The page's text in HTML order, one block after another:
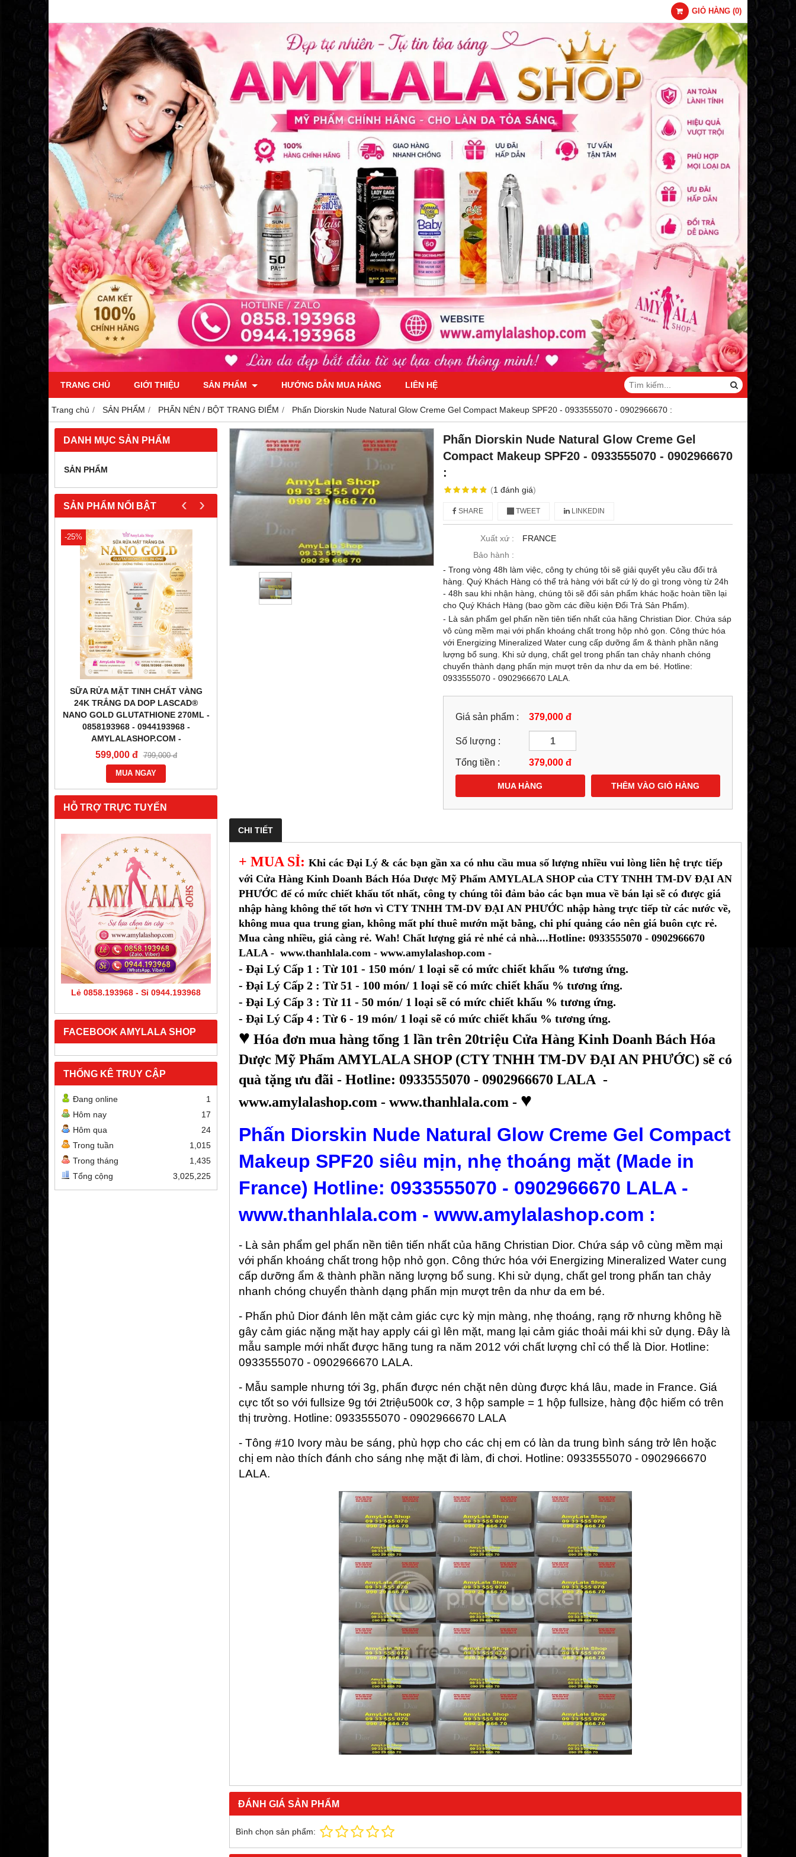
GIỎ HÀNG (0)
TRANG CHỦ GIỚI THIỆU SẢN PHẨM HƯỚNG DẪN MUA HÀNG LIÊN HỆ
Trang chủ SẢN PHẨM PHẤN NÉN / BỘT TRANG ĐIỂM Phấn Diorskin Nude Natural Glow Creme Gel Compact Makeup SPF20 - 0933555070 - 0902966670 :
DANH MỤC SẢN PHẨM
SẢN PHẨM
SẢN PHẨM NỔI BẬT
LASCAD
GOLD
-
-25%
SỮA RỬA MẶT TINH CHẤT VÀNG
24K TRẮNG DA DOP LASCAD®
NANO GOLD GLUTATHIONE 270ML -
0858193968 - 0944193968 -
AMYLALASHOP.COM -
599,000 đ 799,000 đ
MUA NGAY
-21%
GLUTATHIONE 9IN1 SIÊU TRẮNG
-
MUA NGAY
-27%
ULTRA WHITE NANO GOLD
MUA NGAY
SỮA RỬA MẶT
24K TRẮNG DA
NANO GOLD
0858193968 -
599,000 đ
MUA
‹ ›
HỖ TRỢ TRỰC TUYẾN
Lẻ 0858.193968 - Sỉ 0944.193968
FACEBOOK AMYLALA SHOP
THỐNG KÊ TRUY CẬP
Đang online
1
Hôm nay
17
Hôm qua
24
Trong tuần
1,015
Trong tháng
1,435
Tổng cộng
3,025,225
Phấn Diorskin Nude Natural Glow Creme Gel
Compact Makeup SPF20 - 0933555070 - 0902966670
:
(1 đánh giá)
SHARE TWEET LINKEDIN
Xuất xứ :
FRANCE
Bảo hành :
- Trong vòng 48h làm việc, công ty chúng tôi sẽ giải quyết yêu cầu đổi trả
hàng. Quý Khách Hàng có thể trả hàng với bất cứ lý do gì trong vòng từ 24h
- 48h sau khi nhận hàng, chúng tôi sẽ đổi sản phẩm khác hoặc hoàn tiền lại
cho Quý Khách Hàng (bao gồm các điều kiện Đổi Trả Sản Phẩm).
- Là sản phẩm gel phấn nền tiên tiến nhất của hãng Christian Dior. Chứa sáp
vô cùng mềm mại với phấn khoáng chất trong hộp nhỏ gọn. Công thức hóa
với Energizing Mineralized Water cung cấp dưỡng ẩm & thành phần năng
lượng bổ sung. Khi sử dụng, chất gel trong phấn tan chảy nhanh chóng
chuyển thành dạng phấn mịn mượt trên da như da em bé. Hotline:
0933555070 - 0902966670 LALA.
Giá sản phẩm : 379,000 đ
Số lượng :
Tổng tiền : 379,000 đ
MUA HÀNG THÊM VÀO GIỎ HÀNG
CHI TIẾT
+ MUA SỈ: Khi các Đại Lý & các bạn gần xa có nhu cầu mua số lượng nhiều vui lòng liên hệ trực tiếp
với Cửa Hàng Kinh Doanh Bách Hóa Dược Mỹ Phẩm AMYLALA SHOP của CTY TNHH TM-DV ĐẠI AN
PHƯỚC để có mức chiết khấu tốt nhất, công ty chúng tôi đảm bảo các bạn mua về bán lại sẽ có được giá
nhập hàng không thể tốt hơn vì CTY TNHH TM-DV ĐẠI AN PHƯỚC nhập hàng trực tiếp từ các nước về,
không mua qua trung gian, không mất phí thuê mướn mặt bằng, chi phí quảng cáo nên giá buôn cực rẻ.
Mua càng nhiều, giá càng rẻ. Wah! Chất lượng giá rẻ nhé cả nhà....Hotline: 0933555070 - 0902966670
LALA - www.thanhlala.com - www.amylalashop.com -
- Đại Lý Cấp 1 : Từ 101 - 150 món/ 1 loại sẽ có mức chiết khấu % tương ứng.
- Đại Lý Cấp 2 : Từ 51 - 100 món/ 1 loại sẽ có mức chiết khấu % tương ứng.
- Đại Lý Cấp 3 : Từ 11 - 50 món/ 1 loại sẽ có mức chiết khấu % tương ứng.
- Đại Lý Cấp 4 : Từ 6 - 19 món/ 1 loại sẽ có mức chiết khấu % tương ứng.
♥ Hóa đơn mua hàng tổng 1 lần trên 20triệu Cửa Hàng Kinh Doanh Bách Hóa
Dược Mỹ Phẩm AMYLALA SHOP (CTY TNHH TM-DV ĐẠI AN PHƯỚC) sẽ có
quà tặng ưu đãi - Hotline: 0933555070 - 0902966670 LALA -
www.amylalashop.com - www.thanhlala.com - ♥
Phấn Diorskin Nude Natural Glow Creme Gel Compact
Makeup SPF20 siêu mịn, nhẹ thoáng mặt (Made in
France) Hotline: 0933555070 - 0902966670 LALA -
www.thanhlala.com - www.amylalashop.com :
- Là sản phẩm gel phấn nền tiên tiến nhất của hãng Christian Dior. Chứa sáp vô cùng mềm mại
với phấn khoáng chất trong hộp nhỏ gọn. Công thức hóa với Energizing Mineralized Water cung
cấp dưỡng ẩm & thành phần năng lượng bổ sung. Khi sử dụng, chất gel trong phấn tan chảy
nhanh chóng chuyển thành dạng phấn mịn mượt trên da như da em bé.
- Phấn phủ Dior đánh lên mặt cảm giác cực kỳ mịn màng, nhẹ thoáng, rạng rỡ nhưng không hề
gây cảm giác nặng mặt hay apply cái gì lên mặt, mang lại cảm giác thoải mái khi sử dụng. Đây là
mẫu sample mới nhất được hãng tung ra năm 2012 với chất lượng chỉ có thể là Dior. Hotline:
0933555070 - 0902966670 LALA.
- Mẫu sample nhưng tới 3g, phấn được nén chặt nên dùng được khá lâu, made in France. Giá
cực tốt so với fullsize 9g tới 2triệu500k cơ, 3 hộp sample = 1 hộp fullsize, hàng độc hiếm có trên
thị trường. Hotline: 0933555070 - 0902966670 LALA
- Tông #10 Ivory màu be sáng, phù hợp cho các chị em có làn da trung bình sáng trở lên hoặc
chị em nào thích đánh cho sáng nhẹ mặt đi làm, đi chơi. Hotline: 0933555070 - 0902966670
LALA.
ĐÁNH GIÁ SẢN PHẨM
Bình chọn sản phẩm: